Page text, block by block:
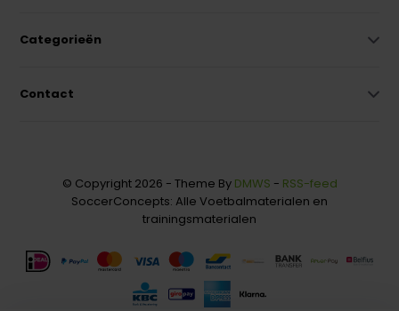
Categorieën
Contact
© Copyright 2026 - Theme By DMWS - RSS-feed
SoccerConcepts: Alle Voetbalmaterialen en
trainingsmaterialen